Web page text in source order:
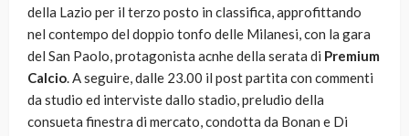
della Lazio per il terzo posto in classifica, approfittando
nel contempo del doppio tonfo delle Milanesi, con la gara
del San Paolo, protagonista acnhe della serata di Premium
Calcio. A seguire, dalle 23.00 il post partita con commenti
da studio ed interviste dallo stadio, preludio della
consueta finestra di mercato, condotta da Bonan e Di